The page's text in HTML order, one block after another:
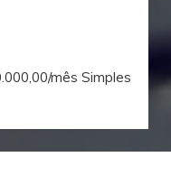
mês Simples